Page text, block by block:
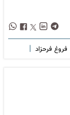
فروغ فرحزاد |